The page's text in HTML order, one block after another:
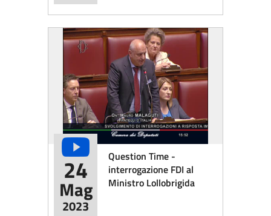
Question Time -
interrogazione FDI al
Ministro Lollobrigida
24
Mag
2023